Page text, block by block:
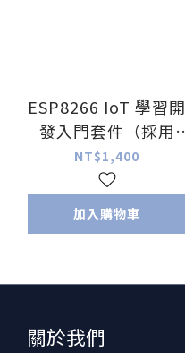
ESP8266 IoT 學習開
發入門套件（採用
MQTT通訊協定）
NT$1,400
加入購物車
關於我們